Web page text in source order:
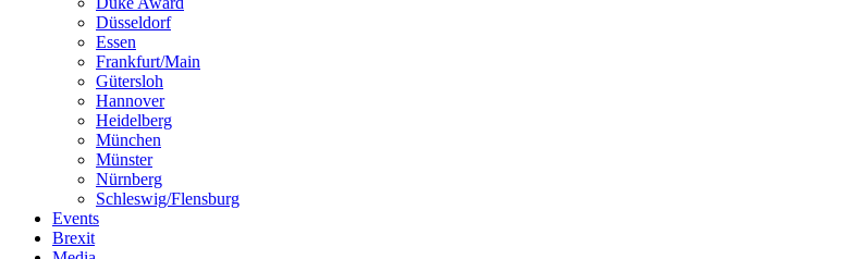
Düsseldorf
Essen
Frankfurt/Main
Gütersloh
Hannover
Heidelberg
München
Münster
Nürnberg
Schleswig/Flensburg
Events
Brexit